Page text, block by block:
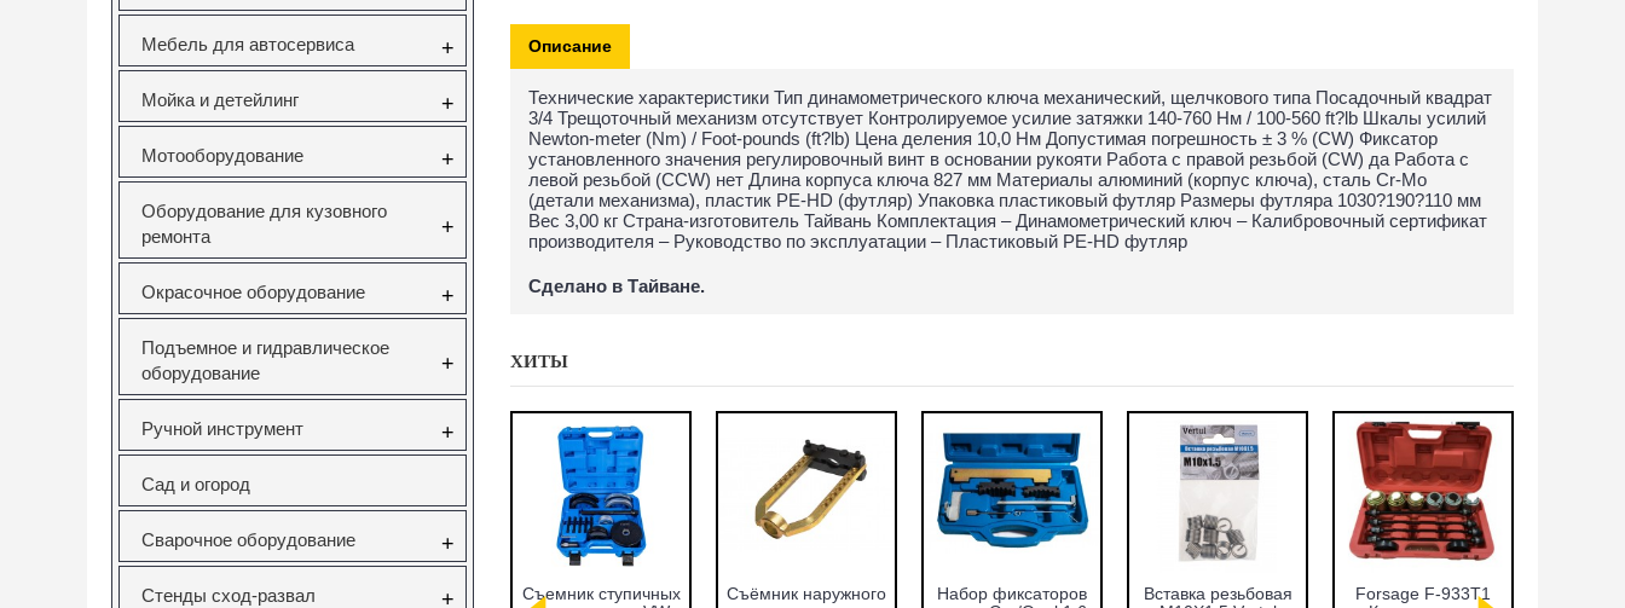
Мебель для автосервиса +
Мойка и детейлинг +
Мотооборудование +
Оборудование для кузовного
ремонта
+
Окрасочное оборудование +
Подъемное и гидравлическое
оборудование
+
Ручной инструмент +
Сад и огород
Сварочное оборудование +
Стенды сход-развал +
Описание
Технические характеристики Тип динамометрического ключа механический, щелчкового типа Посадочный квадрат
3/4 Трещоточный механизм отсутствует Контролируемое усилие затяжки 140-760 Нм / 100-560 ft?lb Шкалы усилий
Newton-meter (Nm) / Foot-pounds (ft?lb) Цена деления 10,0 Нм Допустимая погрешность ± 3 % (CW) Фиксатор
установленного значения регулировочный винт в основании рукояти Работа с правой резьбой (CW) да Работа с
левой резьбой (CCW) нет Длина корпуса ключа 827 мм Материалы алюминий (корпус ключа), сталь Cr-Mo
(детали механизма), пластик PE-HD (футляр) Упаковка пластиковый футляр Размеры футляра 1030?190?110 мм
Вес 3,00 кг Страна-изготовитель Тайвань Комплектация – Динамометрический ключ – Калибровочный сертификат
производителя – Руководство по эксплуатации – Пластиковый PE-HD футляр
Сделано в Тайване.
ХИТЫ
Набор фиксаторов
Вставка резьбовая
Forsage F-933T1
Набор оправок для
Набор фиксаторов
Набор фрез для
Набор фиксаторов